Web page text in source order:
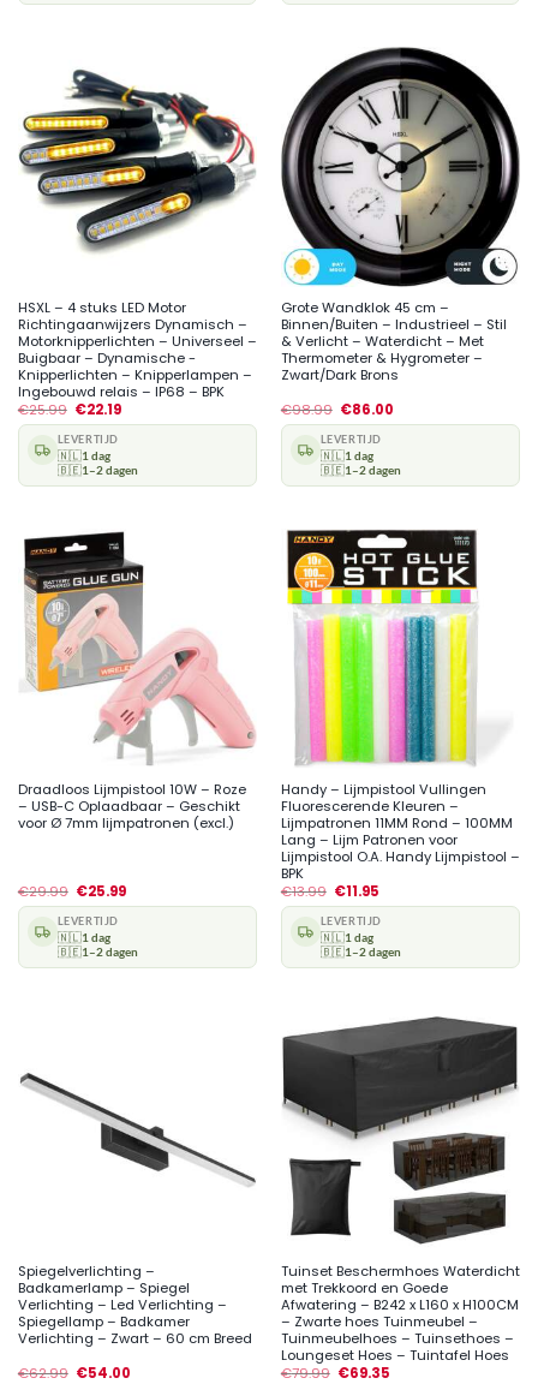
HSXL – 4 stuks LED Motor
Richtingaanwijzers Dynamisch –
Motorknipperlichten – Universeel –
Buigbaar – Dynamische -
Knipperlichten – Knipperlampen –
Ingebouwd relais – IP68 – BPK
€25.99 €22.19
LEVERTIJD
🇳🇱1 dag
🇧🇪1–2 dagen
Grote Wandklok 45 cm –
Binnen/Buiten – Industrieel – Stil
& Verlicht – Waterdicht – Met
Thermometer & Hygrometer –
Zwart/Dark Brons
€98.99 €86.00
LEVERTIJD
🇳🇱1 dag
🇧🇪1–2 dagen
Draadloos Lijmpistool 10W – Roze
– USB-C Oplaadbaar – Geschikt
voor Ø 7mm lijmpatronen (excl.)
€29.99 €25.99
LEVERTIJD
🇳🇱1 dag
🇧🇪1–2 dagen
Handy – Lijmpistool Vullingen
Fluorescerende Kleuren –
Lijmpatronen 11MM Rond – 100MM
Lang – Lijm Patronen voor
Lijmpistool O.A. Handy Lijmpistool –
BPK
€13.99 €11.95
LEVERTIJD
🇳🇱1 dag
🇧🇪1–2 dagen
Spiegelverlichting –
Badkamerlamp – Spiegel
Verlichting – Led Verlichting –
Spiegellamp – Badkamer
Verlichting – Zwart – 60 cm Breed
€62.99 €54.00
Tuinset Beschermhoes Waterdicht
met Trekkoord en Goede
Afwatering – B242 x L160 x H100CM
– Zwarte hoes Tuinmeubel –
Tuinmeubelhoes – Tuinsethoes –
Loungeset Hoes – Tuintafel Hoes
€79.99 €69.35